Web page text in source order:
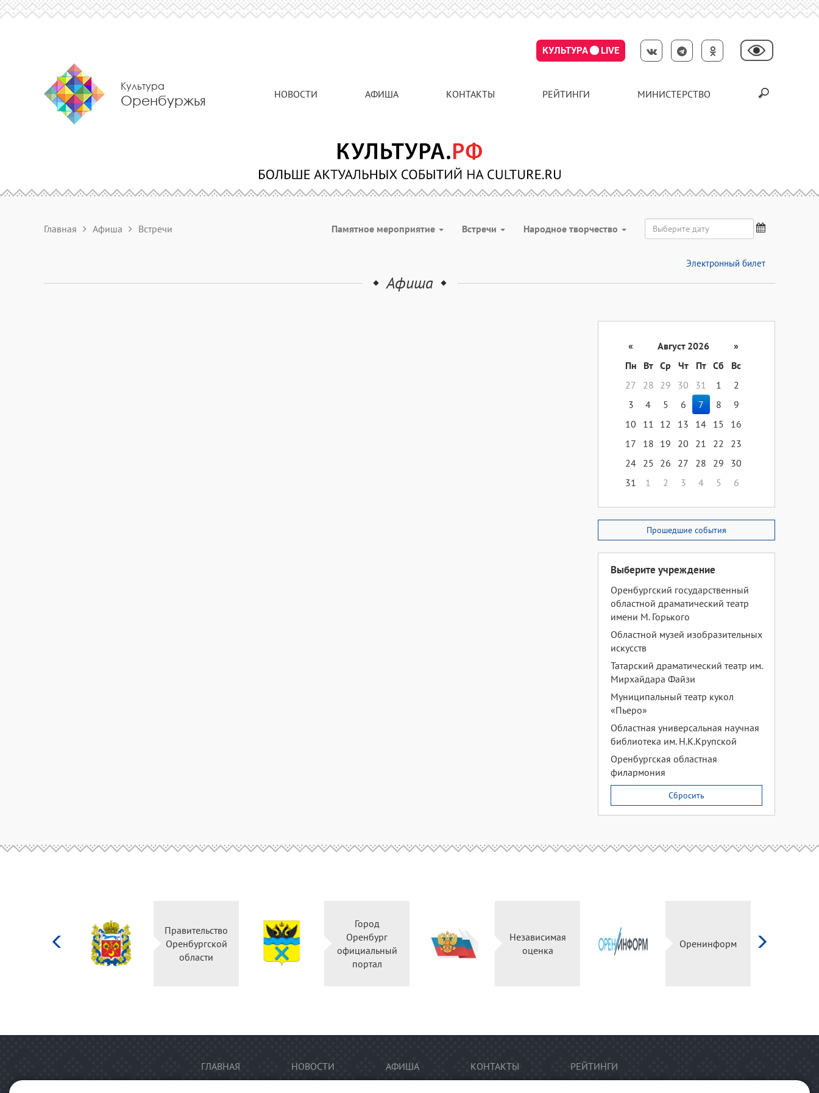
КУЛЬТУРА LIVE
Культура
Оренбуржья НОВОСТИ АФИША КОНТАКТЫ РЕЙТИНГИ МИНИСТЕРСТВО
Главная Афиша Встречи Памятное мероприятие Встречи Народное творчество
Электронный билет
Афиша
« Август 2026
»
Пн
Вт Ср Чт Пт Сб
Вс
27
28 29 30 31 1
2
3
4 5 6 7 8
9
10
11 12 13 14 15
16
17
18 19 20 21 22
23
24 25 26 27 28 29
30
31
1 2 3 4 5 6
Прошедшие события
Выберите учреждение
Оренбургский государственный
областной драматический театр
имени М. Горького
Областной музей изобразительных
искусств
Татарский драматический театр им.
Мирхайдара Файзи
Муниципальный театр кукол
«Пьеро»
Областная универсальная научная
библиотека им. Н.К.Крупской
Оренбургская областная
филармония
Сбросить
Правительство
Оренбургской
области
Город
Оренбург
официальный
портал
Независимая
оценка
Оренинформ
ГЛАВНАЯ НОВОСТИ АФИША КОНТАКТЫ РЕЙТИНГИ